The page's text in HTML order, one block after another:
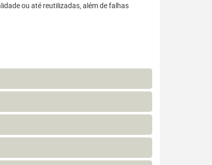
ou até reutilizadas, além de falhas